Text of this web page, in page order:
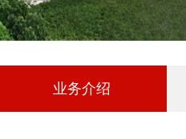
业务介绍